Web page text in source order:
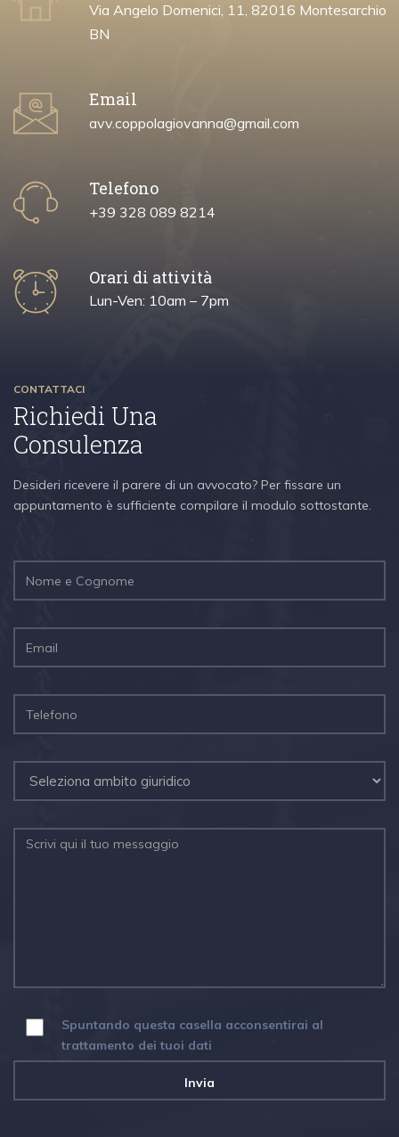
Via Angelo Domenici, 11, 82016 Montesarchio
BN
Email
avv.coppolagiovanna@gmail.com
Telefono
+39 328 089 8214
Orari di attività
Lun-Ven: 10am – 7pm
CONTATTACI
Richiedi Una
Consulenza
Desideri ricevere il parere di un avvocato? Per fissare un
appuntamento è sufficiente compilare il modulo sottostante.
Spuntando questa casella acconsentirai al
trattamento dei tuoi dati